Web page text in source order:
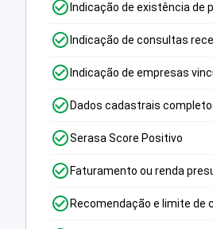
Indicação de existência de
Indicação de consultas
Indicação de empresas
Dados cadastrais
Serasa Score Positivo
Faturamento ou renda
Recomendação e limite de